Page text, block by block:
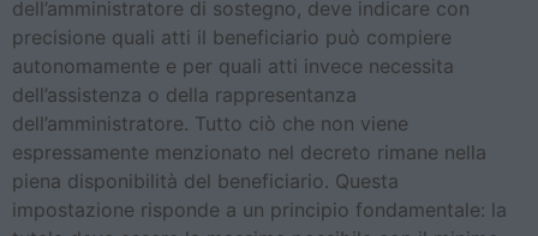
dell’amministratore di sostegno, deve indicare con
precisione quali atti il beneficiario può compiere
autonomamente e per quali atti invece necessita
dell’assistenza o della rappresentanza
dell’amministratore. Tutto ciò che non viene
espressamente menzionato nel decreto rimane nella
piena disponibilità del beneficiario. Questa
impostazione risponde a un principio fondamentale: la